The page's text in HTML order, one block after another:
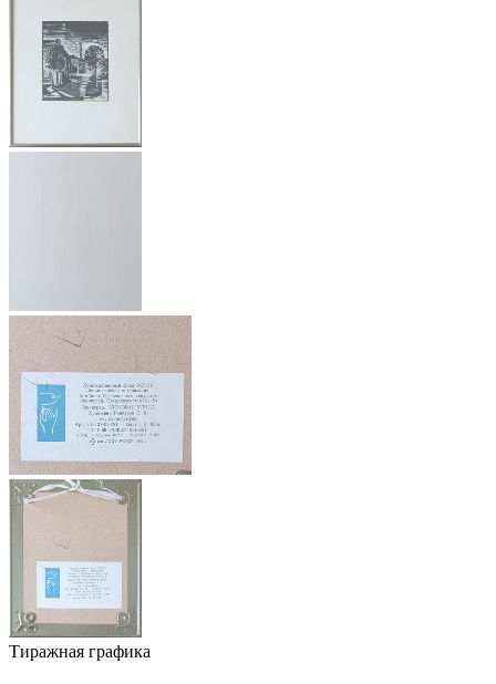
Тиражная графика